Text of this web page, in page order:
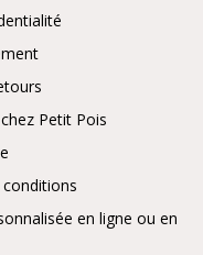
Petit Pois
en ligne ou en